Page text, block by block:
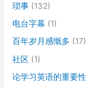
琐事 (132)
电台字幕 (1)
百年岁月感慨多 (17)
社区 (1)
论学习英语的重要性